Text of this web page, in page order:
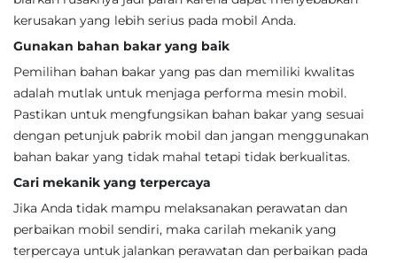
kerusakan yang lebih serius pada mobil Anda.
Gunakan bahan bakar yang baik
Pemilihan bahan bakar yang pas dan memiliki kwalitas
adalah mutlak untuk menjaga performa mesin mobil.
Pastikan untuk mengfungsikan bahan bakar yang sesuai
dengan petunjuk pabrik mobil dan jangan menggunakan
bahan bakar yang tidak mahal tetapi tidak berkualitas.
Cari mekanik yang terpercaya
Jika Anda tidak mampu melaksanakan perawatan dan
perbaikan mobil sendiri, maka carilah mekanik yang
terpercaya untuk jalankan perawatan dan perbaikan pada